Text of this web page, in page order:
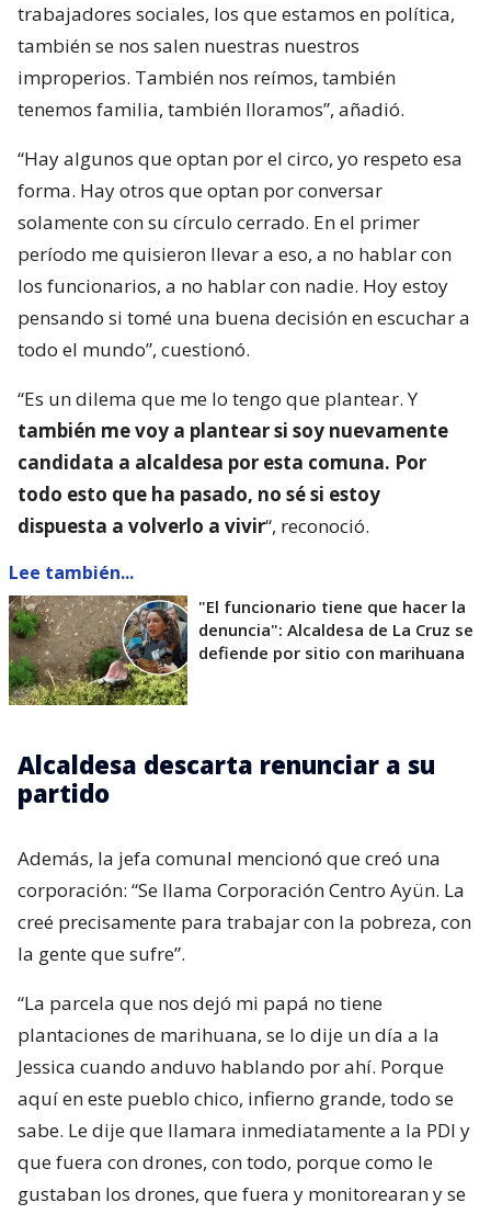
trabajadores sociales, los que estamos en política,
también se nos salen nuestras nuestros
improperios. También nos reímos, también
tenemos familia, también lloramos”, añadió.
“Hay algunos que optan por el circo, yo respeto esa
forma. Hay otros que optan por conversar
solamente con su círculo cerrado. En el primer
período me quisieron llevar a eso, a no hablar con
los funcionarios, a no hablar con nadie. Hoy estoy
pensando si tomé una buena decisión en escuchar a
todo el mundo”, cuestionó.
“Es un dilema que me lo tengo que plantear. Y
también me voy a plantear si soy nuevamente
candidata a alcaldesa por esta comuna. Por
todo esto que ha pasado, no sé si estoy
dispuesta a volverlo a vivir“, reconoció.
Lee también...
"El funcionario tiene que hacer la
denuncia": Alcaldesa de La Cruz se
defiende por sitio con marihuana
Alcaldesa descarta renunciar a su
partido
Además, la jefa comunal mencionó que creó una
corporación: “Se llama Corporación Centro Ayün. La
creé precisamente para trabajar con la pobreza, con
la gente que sufre”.
“La parcela que nos dejó mi papá no tiene
plantaciones de marihuana, se lo dije un día a la
Jessica cuando anduvo hablando por ahí. Porque
aquí en este pueblo chico, infierno grande, todo se
sabe. Le dije que llamara inmediatamente a la PDI y
que fuera con drones, con todo, porque como le
gustaban los drones, que fuera y monitorearan y se